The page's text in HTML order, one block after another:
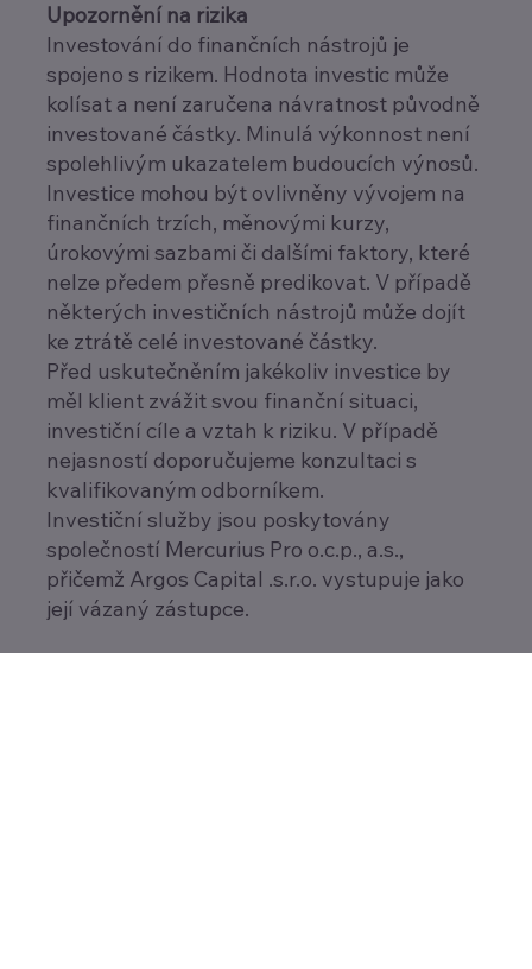
Upozornění na rizika
Investování do finančních nástrojů je
spojeno s rizikem. Hodnota investic může
kolísat a není zaručena návratnost původně
investované částky. Minulá výkonnost není
spolehlivým ukazatelem budoucích výnosů.
Investice mohou být ovlivněny vývojem na
finančních trzích, měnovými kurzy,
úrokovými sazbami či dalšími faktory, které
nelze předem přesně predikovat. V případě
některých investičních nástrojů může dojít
ke ztrátě celé investované částky.
Před uskutečněním jakékoliv investice by
měl klient zvážit svou finanční situaci,
investiční cíle a vztah k riziku. V případě
nejasností doporučujeme konzultaci s
kvalifikovaným odborníkem.
Investiční služby jsou poskytovány
společností Mercurius Pro o.c.p., a.s.,
přičemž Argos Capital .s.r.o. vystupuje jako
její vázaný zástupce.